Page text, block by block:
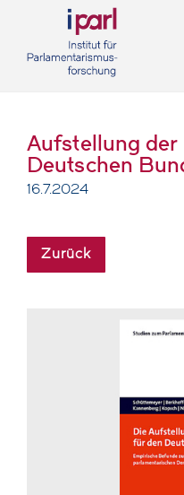
Aufstellung der
Deutschen
16.7.2024
Zurück